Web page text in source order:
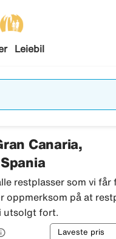
Leiebil
Canaria,
restplasser som vi får
oppmerksom på at
utsolgt fort.
Sortering